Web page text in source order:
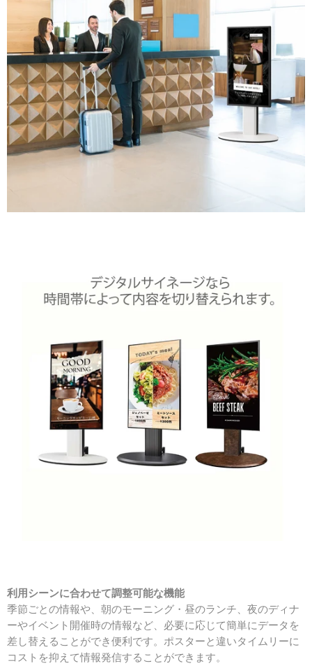
利用シーンに合わせて調整可能な機能
季節ごとの情報や、朝のモーニング・昼のランチ、夜のディナ
ーやイベント開催時の情報など、必要に応じて簡単にデータを
差し替えることができ便利です。ポスターと違いタイムリーに
コストを抑えて情報発信することができます。